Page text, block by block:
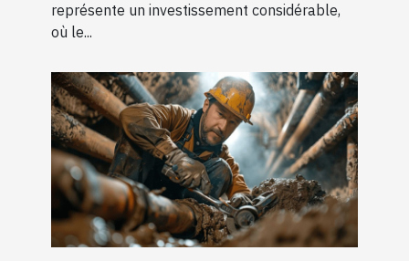
représente un investissement considérable,
où le...